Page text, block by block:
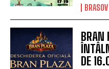
BRASOV
BRAN
DE